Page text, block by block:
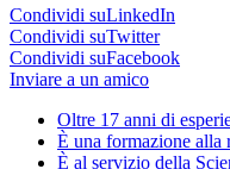
Condividi suLinkedIn
Condividi suTwitter
Condividi suFacebook
Inviare a un amico
Oltre 17 anni di
È una formazione alla
È al servizio della